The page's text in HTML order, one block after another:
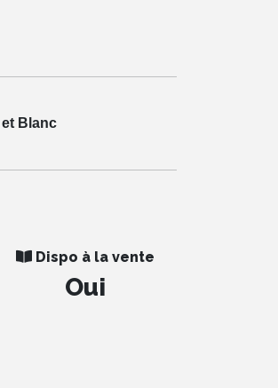
et Blanc
Dispo à la vente
Oui